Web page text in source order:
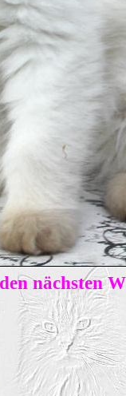
nächsten